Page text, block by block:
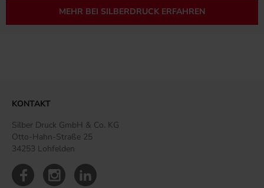
MEHR BEI SILBERDRUCK ERFAHREN
KONTAKT
Silber Druck GmbH & Co. KG
Otto-Hahn-Straße 25
34253 Lohfelden